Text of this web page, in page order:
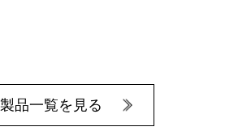
製品一覧を見る